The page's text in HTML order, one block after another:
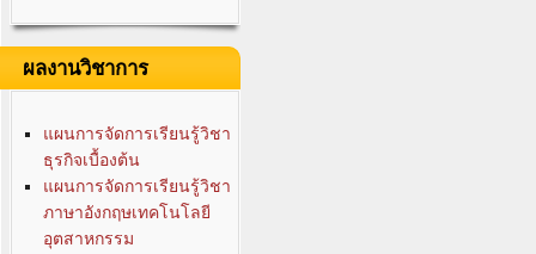
ผลงานวิชาการ
แผนการจัดการเรียนรู้วิชา
ธุรกิจเบื้องต้น
แผนการจัดการเรียนรู้วิชา
ภาษาอังกฤษเทคโนโลยี
อุตสาหกรรม